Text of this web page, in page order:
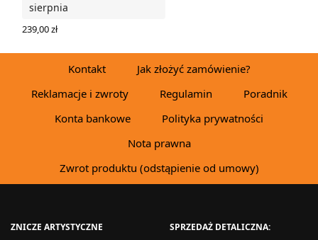
sierpnia
239,00zł
Kontakt
Jak złożyć zamówienie?
Reklamacje i zwroty
Regulamin
Poradnik
Konta bankowe
Polityka prywatności
Nota prawna
Zwrot produktu (odstąpienie od umowy)
ZNICZE ARTYSTYCZNE SPRZEDAŻ DETALICZNA: